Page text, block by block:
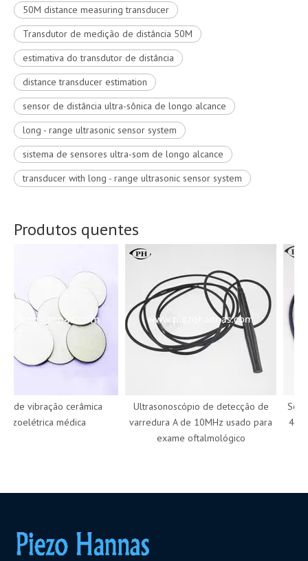
50M distance measuring transducer
Transdutor de medição de distância 50M
estimativa do transdutor de distância
distance transducer estimation
sensor de distância ultra-sônica de longo alcance
long - range ultrasonic sensor system
sistema de sensores ultra-som de longo alcance
transducer with long - range ultrasonic sensor system
Produtos quentes
de vibração cerâmica
médica
Ultrasonoscópio de detecção de
varredura A de 10MHz usado para
exame oftalmológico